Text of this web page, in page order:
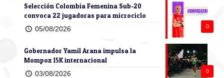
0
Selección Colombia Femenina Sub-20
convoca 22 jugadoras para microciclo
05/08/2026
0
Gobernador Yamil Arana impulsa la
Mompox 15K internacional
03/08/2026